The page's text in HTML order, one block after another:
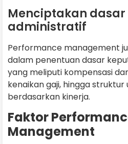
Menciptakan
administratif
Performance management
dalam penentuan dasar
yang meliputi kompensasi
kenaikan gaji, hingga struktur
berdasarkan kinerja.
Faktor
Management